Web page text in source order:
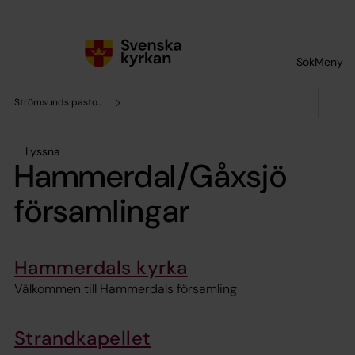
SökMeny
Strömsunds pastorat
Lyssna
Hammerdal/Gåxsjö
församlingar
Hammerdals kyrka
Välkommen till Hammerdals församling
Strandkapellet